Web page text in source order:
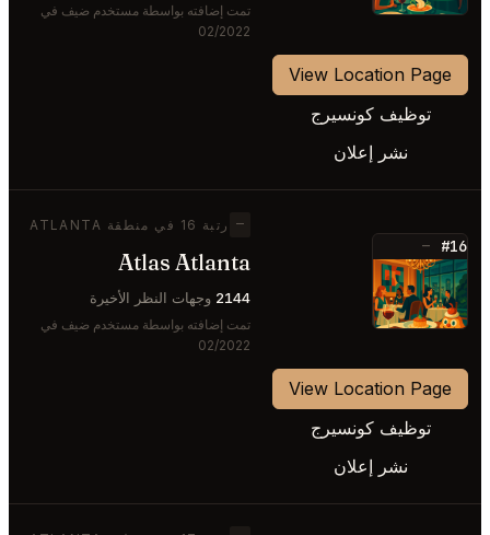
تمت إضافته بواسطة مستخدم ضيف في
02/2022
View Location Page
توظيف كونسيرج
نشر إعلان
#16
—
⭐
— رتبة 16 في منطقة ATLANTA
Atlas Atlanta
2144 وجهات النظر الأخيرة
تمت إضافته بواسطة مستخدم ضيف في
02/2022
View Location Page
توظيف كونسيرج
نشر إعلان